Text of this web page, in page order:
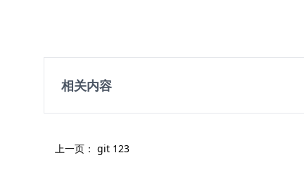
相关内容
上一页： git 123